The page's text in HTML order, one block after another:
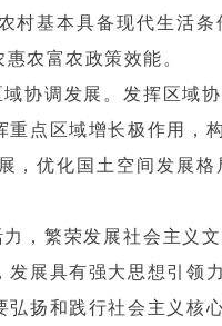
村基本具备现代生活
农富农政策效能。
协调发展。发挥区域
点区域增长极作用，
，优化国土空间发展
，繁荣发展社会主义
展具有强大思想引领
扬和践行社会主义核